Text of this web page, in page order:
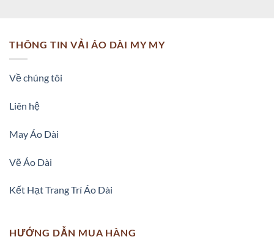
THÔNG TIN VẢI ÁO DÀI MY MY
Về chúng tôi
Liên hệ
May Áo Dài
Vẽ Áo Dài
Kết Hạt Trang Trí Áo Dài
HƯỚNG DẪN MUA HÀNG